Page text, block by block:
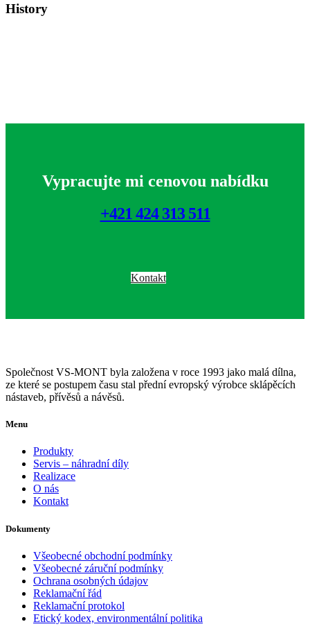
History
Vypracujte mi cenovou nabídku
+421 424 313 511
Kontakt
Společnost VS-MONT byla založena v roce 1993 jako malá dílna,
ze které se postupem času stal přední evropský výrobce sklápěcích
nástaveb, přívěsů a návěsů.
Menu
Produkty
Servis – náhradní díly
Realizace
O nás
Kontakt
Dokumenty
Všeobecné obchodní podmínky
Všeobecné záruční podmínky
Ochrana osobných údajov
Reklamační řád
Reklamační protokol
Etický kodex, environmentální politika